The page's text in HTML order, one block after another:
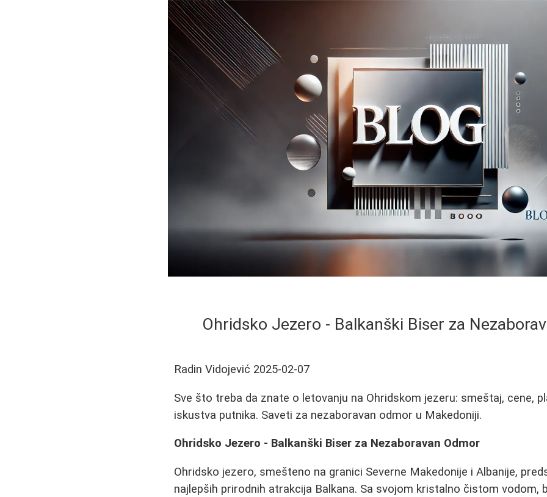
Ohridsko Jezero - Balkanški Biser za
Radin Vidojević 2025-02-07
Sve što treba da znate o letovanju na Ohridskom jezeru: smeštaj, cene,
iskustva putnika. Saveti za nezaboravan odmor u Makedoniji.
Ohridsko Jezero - Balkanški Biser za Nezaboravan Odmor
Ohridsko jezero, smešteno na granici Severne Makedonije i Albanije,
najlepših prirodnih atrakcija Balkana. Sa svojom kristalno čistom vodom,